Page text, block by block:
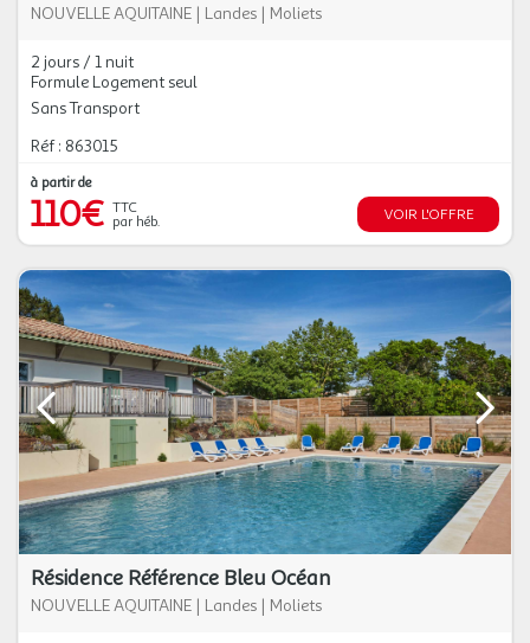
NOUVELLE AQUITAINE | Landes | Moliets
2 jours / 1 nuit
Formule Logement seul
Sans Transport
Réf : 863015
à partir de
110€ TTC
par héb.
VOIR L'OFFRE
Résidence Référence Bleu Océan
NOUVELLE AQUITAINE | Landes | Moliets